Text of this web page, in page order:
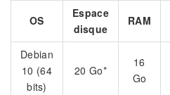
OS
Espace
disque
RAM
Debian
10 (64
bits)
20 Go*
16
Go